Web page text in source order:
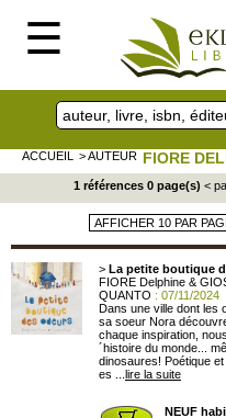
☰
ACCUEIL > AUTEUR FIORE
1 références 0 page(s) <
> La petite boutique
FIORE Delphine &
QUANTO : 07/11/2024
Dans une ville dont les
sa soeur Nora
chaque inspiration,
´histoire du monde...
dinosaures! Poétique
es ... lire la suite
NEUF